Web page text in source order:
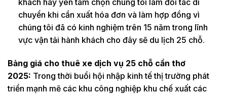
chuyển khi cần xuất hóa đơn và làm hợp đồng vì
chúng tôi đã có kinh nghiệm trên 15 năm trong lĩnh
vực vận tải hành khách cho đây sẽ du lịch 25 chỗ.
Bảng giá cho thuê xe dịch vụ 25 chỗ cần thơ
2025: Trong thời buổi hội nhập kinh tế thị trường phát
triển mạnh mẽ các khu công nghiệp khu chế xuất các